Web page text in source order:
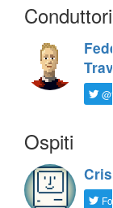
Conduttori
Ospiti